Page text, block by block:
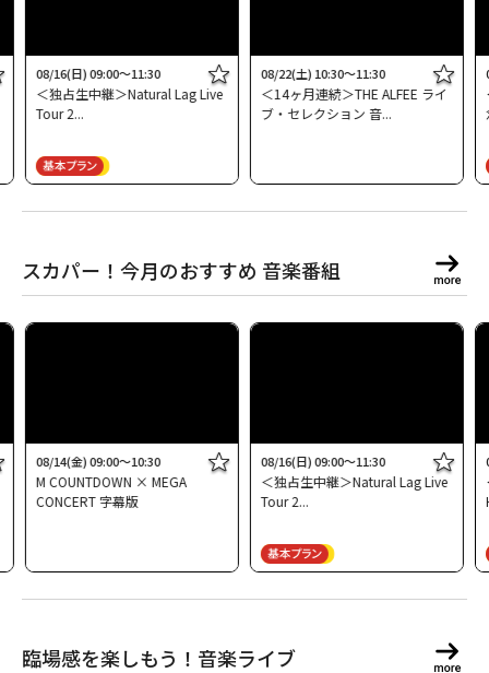
08/16(日) 09:00～11:30
＜独占生中継＞Natural Lag Live
Tour 2
08/22(土) 10:30～11:30
＜14ヶ月連続＞THE ALFEE ライ
ブ・セレクション 音
スカパー！今月のおすすめ 音楽番組
08/14(金) 09:00～10:30
M COUNTDOWN × MEGA
CONCERT 字幕版
08/16(日) 09:00～11:30
＜独占生中継＞Natural Lag Live
Tour 2
臨場感を楽しもう！音楽ライブ